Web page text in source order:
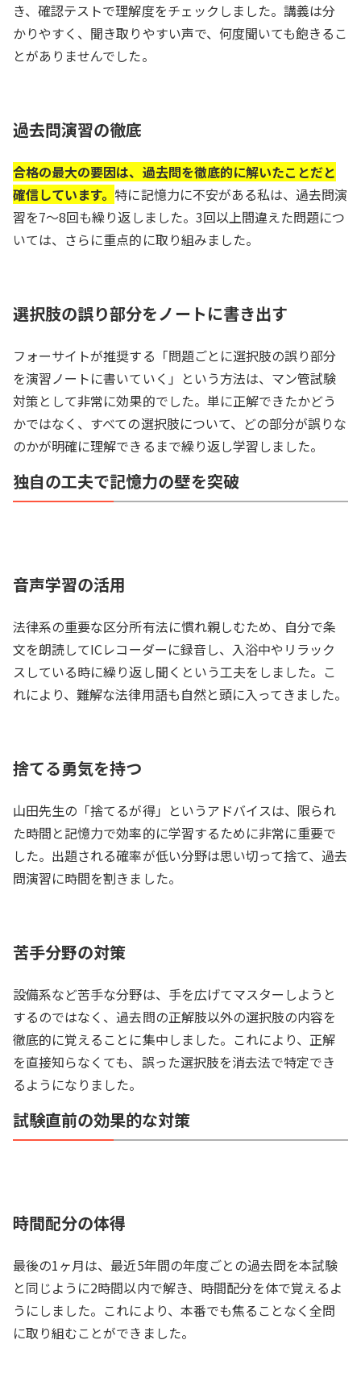
き、確認テストで理解度をチェックしました。講義は分
かりやすく、聞き取りやすい声で、何度聞いても飽きるこ
とがありませんでした。
過去問演習の徹底
合格の最大の要因は、過去問を徹底的に解いたことだと
確信しています。 特に記憶力に不安がある私は、過去問演
習を7〜8回も繰り返しました。3回以上間違えた問題につ
いては、さらに重点的に取り組みました。
選択肢の誤り部分をノートに書き出す
フォーサイトが推奨する「問題ごとに選択肢の誤り部分
を演習ノートに書いていく」という方法は、マン管試験
対策として非常に効果的でした。単に正解できたかどう
かではなく、すべての選択肢について、どの部分が誤りな
のかが明確に理解できるまで繰り返し学習しました。
独自の工夫で記憶力の壁を突破
音声学習の活用
法律系の重要な区分所有法に慣れ親しむため、自分で条
文を朗読してICレコーダーに録音し、入浴中やリラック
スしている時に繰り返し聞くという工夫をしました。こ
れにより、難解な法律用語も自然と頭に入ってきました。
捨てる勇気を持つ
山田先生の「捨てるが得」というアドバイスは、限られ
た時間と記憶力で効率的に学習するために非常に重要で
した。出題される確率が低い分野は思い切って捨て、過去
問演習に時間を割きました。
苦手分野の対策
設備系など苦手な分野は、手を広げてマスターしようと
するのではなく、過去問の正解肢以外の選択肢の内容を
徹底的に覚えることに集中しました。これにより、正解
を直接知らなくても、誤った選択肢を消去法で特定でき
るようになりました。
試験直前の効果的な対策
時間配分の体得
最後の1ヶ月は、最近5年間の年度ごとの過去問を本試験
と同じように2時間以内で解き、時間配分を体で覚えるよ
うにしました。これにより、本番でも焦ることなく全問
に取り組むことができました。